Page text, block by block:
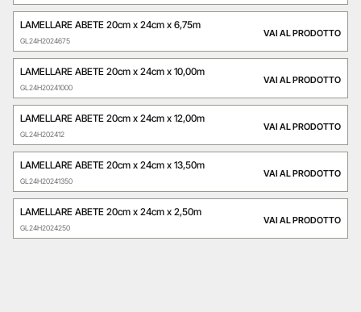
LAMELLARE ABETE 20cm x 24cm x 6,75m
GL24H2024675
VAI AL PRODOTTO
LAMELLARE ABETE 20cm x 24cm x 10,00m
GL24H20241000
VAI AL PRODOTTO
LAMELLARE ABETE 20cm x 24cm x 12,00m
GL24H202412
VAI AL PRODOTTO
LAMELLARE ABETE 20cm x 24cm x 13,50m
GL24H20241350
VAI AL PRODOTTO
LAMELLARE ABETE 20cm x 24cm x 2,50m
GL24H2024250
VAI AL PRODOTTO